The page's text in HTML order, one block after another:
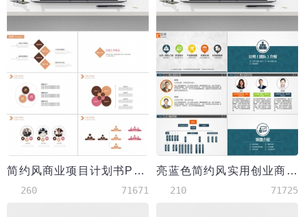
简约风商业项目计划书PPT模板
260 71671
亮蓝色简约风实用创业商业计划书PPT模板
210 71725